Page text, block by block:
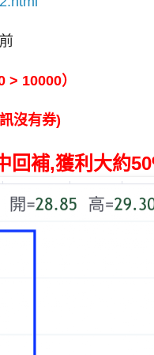
10000）
沒有券)
回補,獲利大約